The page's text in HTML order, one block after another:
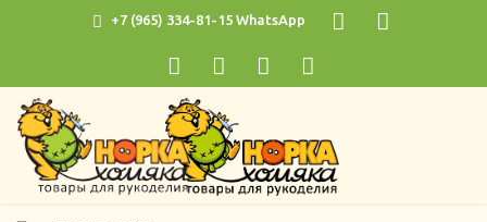
+7 (965) 334-81-15 WhatsApp